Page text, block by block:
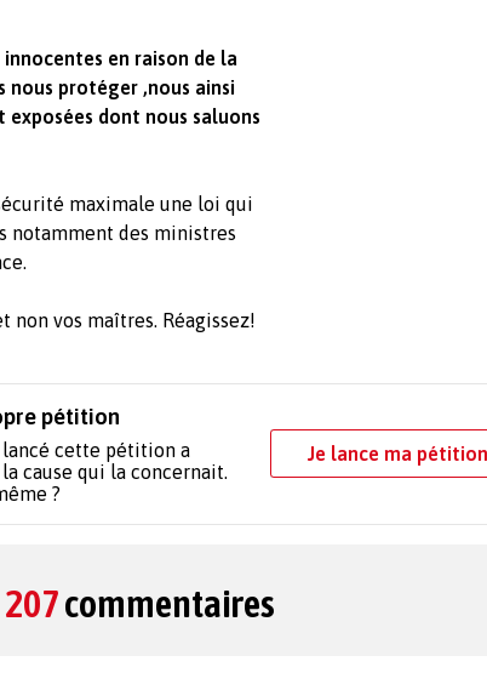
en raison de la
nous protéger ,nous ainsi
dont nous saluons
maximale une loi qui
notamment des ministres
non vos maîtres. Réagissez!
pétition
lancé cette pétition a
cause qui la concernait.
?
Je lance ma pétition
207commentaires